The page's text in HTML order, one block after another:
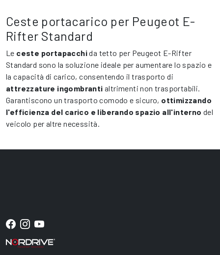
Ceste portacarico per Peugeot E-
Rifter Standard
Le ceste portapacchida tetto per Peugeot E-Rifter
Standard sono la soluzione ideale per aumentare lo spazio e
la capacità di carico, consentendo il trasporto di
attrezzature ingombranti altrimenti non trasportabili.
Garantiscono un trasporto comodo e sicuro, ottimizzando
l'efficienza del carico e liberando spazio all'interno del
veicolo per altre necessità.